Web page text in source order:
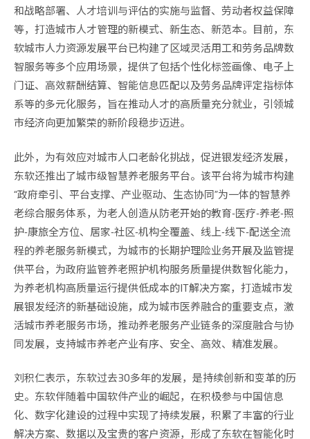
和战略部署、人才培训与评估的实施与监督、劳动者权益保障
等，打造城市人才管理的新模式、新生态、新范本。目前，东
软城市人力资源发展平台已构建了区域灵活用工和劳务品牌数
智服务等多个应用场景，提供了包括个性化标签画像、电子上
门证、高效薪酬结算、智能信息匹配以及劳务品牌评定指标体
系等的多元化服务，旨在推动人才的高质量充分就业，引领城
市经济向更加繁荣的新阶段稳步迈进。
此外，为有效应对城市人口老龄化挑战，促进银发经济发展，
东软还推出了城市级智慧养老服务平台。该平台将为城市构建
“政府牵引、平台支撑、产业驱动、生态协同”为一体的智慧养
老综合服务体系，为老人创造从防老开始的教育-医疗-养老-照
护-康旅全方位、居家-社区-机构全覆盖、线上-线下-配送全流
程的养老服务新模式，为城市的长期护理险业务开展及监管提
供平台，为政府监管养老照护机构服务质量提供数智化能力，
为养老机构高质量运行提供低成本的IT解决方案，打造城市发
展银发经济的新基础设施，成为城市医养融合的重要支点，激
活城市养老服务市场，推动养老服务产业链条的深度融合与协
同发展，支持城市养老产业有序、安全、高效、精准发展。
刘积仁表示，东软过去30多年的发展，是持续创新和变革的历
史。东软伴随着中国软件产业的崛起，在积极参与中国信息
化、数字化建设的过程中实现了持续发展，积累了丰富的行业
解决方案、数据以及宝贵的客户资源，形成了东软在智能化时